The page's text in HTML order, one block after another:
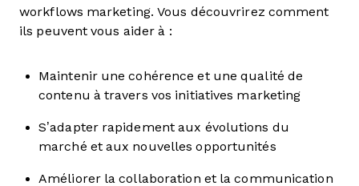
workflows marketing. Vous découvrirez comment
ils peuvent vous aider à :
Maintenir une cohérence et une qualité de
contenu à travers vos initiatives marketing
S’adapter rapidement aux évolutions du
marché et aux nouvelles opportunités
Améliorer la collaboration et la communication